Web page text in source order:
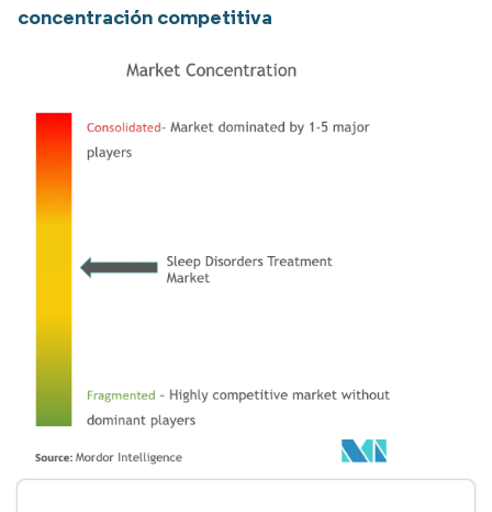
concentración competitiva